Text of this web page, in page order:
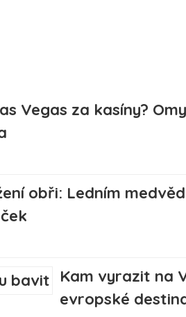
Vegas za kasíny?
obři: Ledním
Kam vyrazit na
evropské